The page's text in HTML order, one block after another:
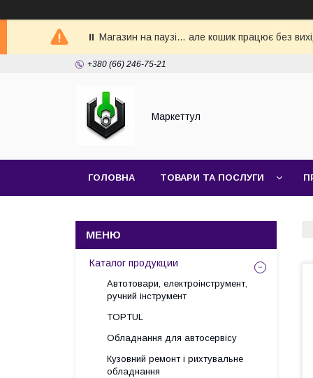
⏸ Магазин на паузі… але кошик працює без
+380 (66) 246-75-21
Маркеттул
ГОЛОВНА ТОВАРИ ТА ПОСЛУГИ
Каталог продукции
Автотовари, електроінструмент,
ручний інструмент
TOPTUL
Обладнання для автосервісу
Кузовний ремонт і рихтувальне
обладнання